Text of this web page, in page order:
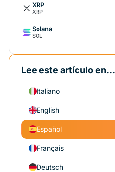
XRP
XRP
Solana
SOL
Lee este artículo en...
Italiano
English
Español
Français
Deutsch